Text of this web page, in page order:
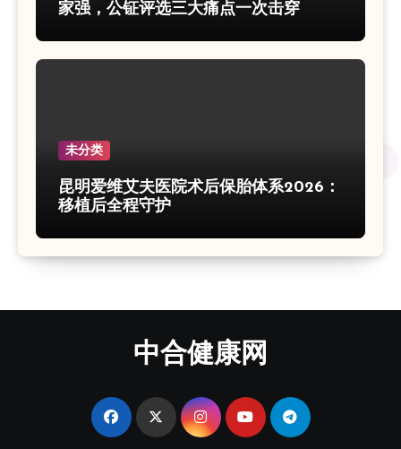
家强，公钲评选三大痛点一次击穿
未分类
昆明爱维艾夫医院术后保胎体系2026：
移植后全程守护
中合健康网